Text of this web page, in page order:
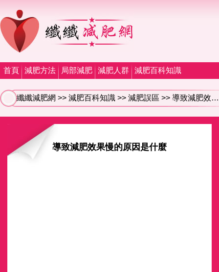
首頁 減肥方法 局部減肥 減肥人群 減肥百科知識
纖纖減肥網 >> 減肥百科知識 >> 減肥誤區 >> 導致減肥效果慢的原因是什麼
導致減肥效果慢的原因是什麼